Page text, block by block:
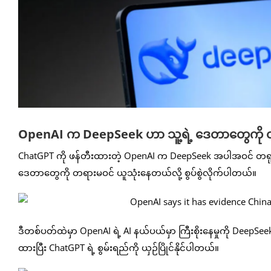
OpenAI က DeepSeek ဟာ သူ့ရဲ့ ဒေတာတွေ
ChatGPT ကို ဖန်တီးထားတဲ့ OpenAI က DeepSeek အပါအ
ဒေတာတွေကို တရားမဝင် ယူသုံးနေတယ်လို့ စွပ်စွဲလိုက်ပါတယ်။
ဒီတစ်ပတ်ထဲမှာ OpenAI ရဲ့ AI နယ်ပယ်မှာ ကြီးစိုးနေမှုကို
ထားပြီး ChatGPT ရဲ့ စွမ်းရည်ကို ယှဉ်ပြိုင်နိုင်ပါတယ်။